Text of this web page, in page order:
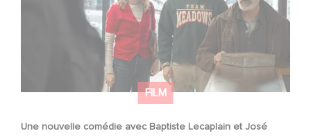
FILM
Une nouvelle comédie avec Baptiste Lecaplain et José